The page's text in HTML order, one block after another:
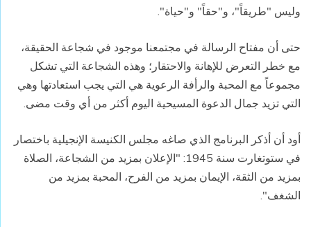
وليس "طريقاً"، و"حقاً" و"حياة".
حتى أن مفتاح الرسالة في مجتمعنا موجود في شجاعة الحقيقة،
مع خطر التعرض للإهانة والاحتقار؛ وهذه الشجاعة التي تشكل
مجموعاً مع المحبة والرأفة الرعوية هي التي يجب استعادتها وهي
التي تزيد جمال الدعوة المسيحية اليوم أكثر من أي وقت مضى.
أود أن أذكر البرنامج الذي صاغه مجلس الكنيسة الإنجيلية باختصار
في ستوتغارت سنة 1945: "الإعلان بمزيد من الشجاعة، الصلاة
بمزيد من الثقة، الإيمان بمزيد من الفرح، المحبة بمزيد من
الشغف".